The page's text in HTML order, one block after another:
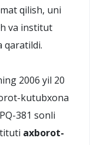
qilish, uni
va institut
qaratildi.
2006 yil 20
kutubxona
381 sonli
axborot-